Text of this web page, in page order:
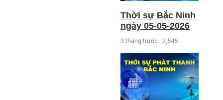
Thời sự Bắc Ninh
ngày 05-05-2026
3 tháng trước 2,545